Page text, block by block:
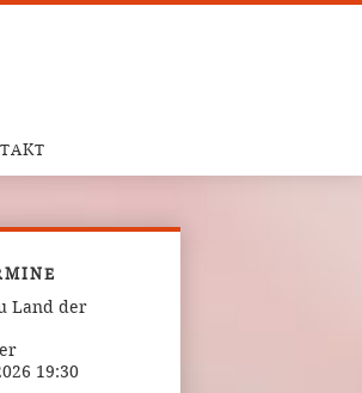
Land der
19:30